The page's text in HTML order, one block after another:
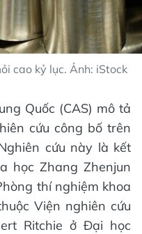
cao kỷ lục. Ảnh: iStock
Quốc (CAS) mô tả
cứu công bố trên
cứu này là kết
học Zhang Zhenjun
thí nghiệm khoa
Viện nghiên cứu
Ritchie ở Đại học